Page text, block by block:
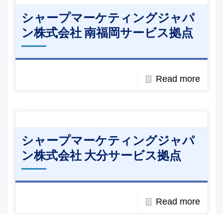
シャープマーケティングジャパ
ン株式会社 南福岡サービス拠点
Read more
シャープマーケティングジャパ
ン株式会社 大分サービス拠点
Read more